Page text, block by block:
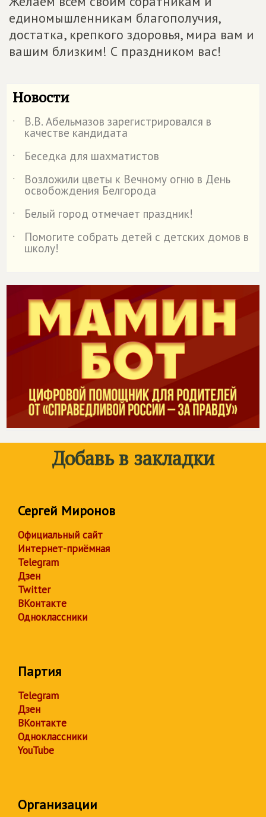
единомышленникам благополучия,
достатка, крепкого здоровья, мира вам и
вашим близким! С праздником вас!
Новости
˙ В.В. Абельмазов зарегистрировался в
качестве кандидата
˙
Беседка для шахматистов
˙
Возложили цветы к Вечному огню в День
освобождения Белгорода
˙
Белый город отмечает праздник!
˙
Помогите собрать детей с детских домов в
школу!
Добавь в закладки
Сергей Миронов
Официальный сайт
Интернет-приёмная
Telegram
Дзен
Twitter
ВКонтакте
Одноклассники
Партия
Telegram
Дзен
ВКонтакте
Одноклассники
YouTube
Организации